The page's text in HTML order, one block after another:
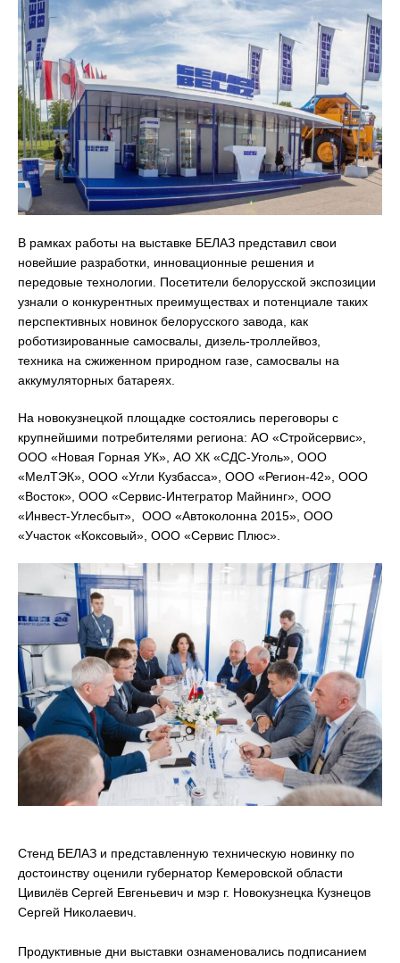
В рамках работы на выставке БЕЛАЗ представил свои
новейшие разработки, инновационные решения и
передовые технологии. Посетители белорусской экспозиции
узнали о конкурентных преимуществах и потенциале таких
перспективных новинок белорусского завода, как
роботизированные самосвалы, дизель-троллейвоз,
техника на сжиженном природном газе, самосвалы на
аккумуляторных батареях.
На новокузнецкой площадке состоялись переговоры с
крупнейшими потребителями региона: АО «Стройсервис»,
ООО «Новая Горная УК», АО ХК «СДС-Уголь», ООО
«МелТЭК», ООО «Угли Кузбасса», ООО «Регион-42», ООО
«Восток», ООО «Сервис-Интегратор Майнинг», ООО
«Инвест-Углесбыт», ООО «Автоколонна 2015», ООО
«Участок «Коксовый», ООО «Сервис Плюс».
Стенд БЕЛАЗ и представленную техническую новинку по
достоинству оценили губернатор Кемеровской области
Цивилёв Сергей Евгеньевич и мэр г. Новокузнецка Кузнецов
Сергей Николаевич.
Продуктивные дни выставки ознаменовались подписанием